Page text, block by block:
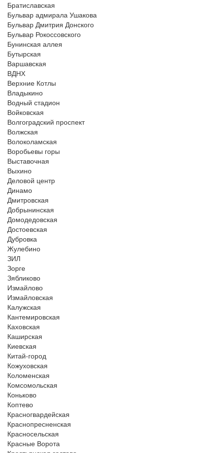
Братиславская
Бульвар адмирала Ушакова
Бульвар Дмитрия Донского
Бульвар Рокоссовского
Бунинская аллея
Бутырская
Варшавская
ВДНХ
Верхние Котлы
Владыкино
Водный стадион
Войковская
Волгоградский проспект
Волжская
Волоколамская
Воробьевы горы
Выставочная
Выхино
Деловой центр
Динамо
Дмитровская
Добрынинская
Домодедовская
Достоевская
Дубровка
Жулебино
ЗИЛ
Зорге
Зябликово
Измайлово
Измайловская
Калужская
Кантемировская
Каховская
Каширская
Киевская
Китай-город
Кожуховская
Коломенская
Комсомольская
Коньково
Коптево
Красногвардейская
Краснопресненская
Красносельская
Красные Ворота